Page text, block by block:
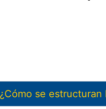
¿Cómo se estructuran